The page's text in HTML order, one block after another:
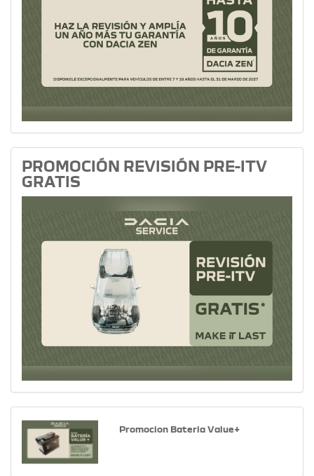
PROMOCIÓN REVISIÓN PRE-ITV
GRATIS
Promocion Bateria Value+